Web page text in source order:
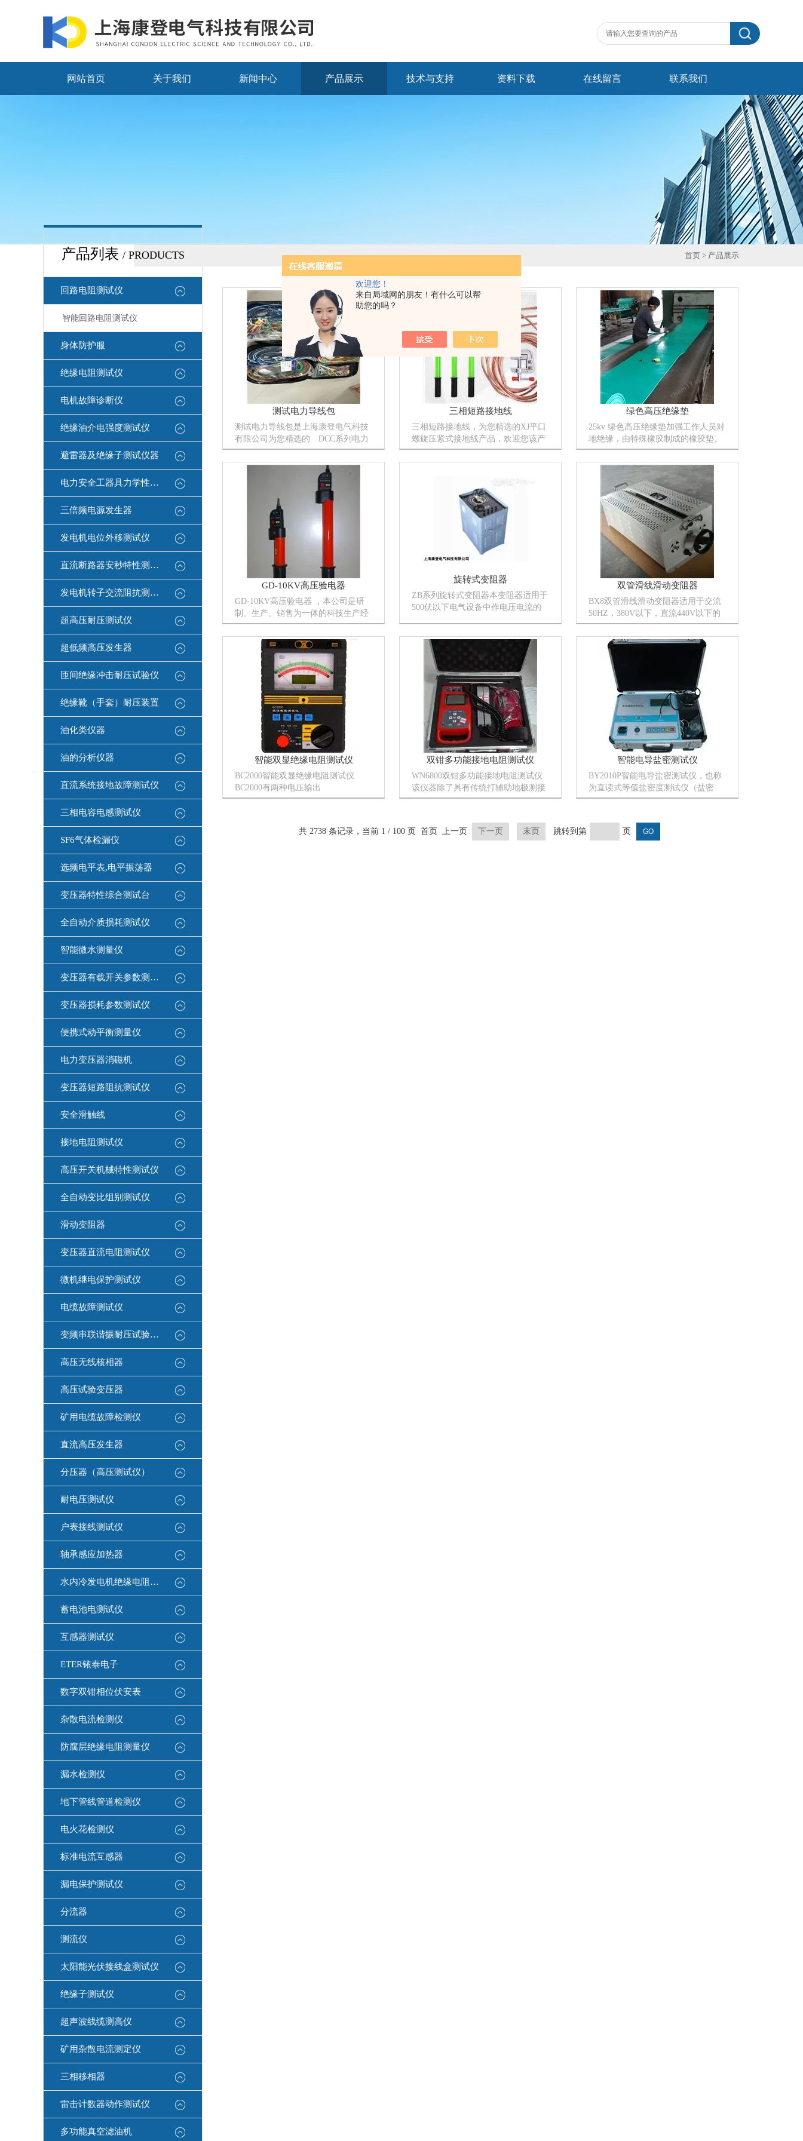
欢迎您！
来自局域网的朋友！有什么可以帮
助您的吗？
网站首页 关于我们 新闻中心 产品展示 技术与支持 资料下载 在线留言 联系我们
产品列表 / PRODUCTS
回路电阻测试仪
智能回路电阻测试仪
身体防护服
绝缘电阻测试仪
电机故障诊断仪
绝缘油介电强度测试仪
避雷器及绝缘子测试仪器
电力安全工器具力学性能试验机
三倍频电源发生器
发电机电位外移测试仪
直流断路器安秒特性测试仪
发电机转子交流阻抗测试仪
超高压耐压测试仪
超低频高压发生器
匝间绝缘冲击耐压试验仪
绝缘靴（手套）耐压装置
油化类仪器
油的分析仪器
直流系统接地故障测试仪
三相电容电感测试仪
SF6气体检漏仪
选频电平表,电平振荡器
变压器特性综合测试台
全自动介质损耗测试仪
智能微水测量仪
变压器有载开关参数测试仪
变压器损耗参数测试仪
便携式动平衡测量仪
电力变压器消磁机
变压器短路阻抗测试仪
安全滑触线
接地电阻测试仪
高压开关机械特性测试仪
全自动变比组别测试仪
滑动变阻器
变压器直流电阻测试仪
微机继电保护测试仪
电缆故障测试仪
变频串联谐振耐压试验装置
高压无线核相器
高压试验变压器
矿用电缆故障检测仪
直流高压发生器
分压器（高压测试仪）
耐电压测试仪
户表接线测试仪
轴承感应加热器
水内冷发电机绝缘电阻测试仪
蓄电池电测试仪
互感器测试仪
ETER铱泰电子
数字双钳相位伏安表
杂散电流检测仪
防腐层绝缘电阻测量仪
漏水检测仪
地下管线管道检测仪
电火花检测仪
标准电流互感器
漏电保护测试仪
分流器
测流仪
太阳能光伏接线盒测试仪
绝缘子测试仪
超声波线缆测高仪
矿用杂散电流测定仪
三相移相器
雷击计数器动作测试仪
多功能真空滤油机
首页 > 产品展示
测试电力导线包
测试电力导线包是上海康登电气科技
有限公司为您精选的 DCC系列电力
测试导线（多股软线）产品，欢迎您
该产品的详细信息！DCC系列电力测
试导线（多股软线）的种类有很多，
DCC系列电力测试导线（多股软线）
三相短路接地线
三相短路接地线，为您精选的XJ平口
螺旋压紧式接地线产品，欢迎您该产
品的详细信息！XJ平口螺旋压紧式接
地线的种类有很多，不同的应用也会
绿色高压绝缘垫
25kv 绿色高压绝缘垫加强工作人员对
地绝缘，由特殊橡胶制成的橡胶垫。
绝缘胶垫又称为绝缘胶板，绝缘橡胶
垫，绝缘毯，绝缘橡胶垫等。具有较
大体积电阻率和耐穿的胶垫。用NR，
SBR和IIR等绝缘性能优良的非...
GD-10KV高压验电器
GD-10KV高压验电器 ，本公司是研
制、生产、销售为一体的科技生产经
营企业，是生产电路安全工具的专业
企业。公司检测设备齐全，手段*，
技术力量强，产品设计*、新颖、合
理、工艺*是国内制造业中的*产
旋转式变阻器
ZB系列旋转式变阻器本变阻器适用于
500伏以下电气设备中作电压电流的
双管滑线滑动变阻器
BX8双管滑线滑动变阻器适用于交流
50HZ，380V以下，直流440V以下的
电路中，在电气机械设计阶段中作变
更电流，电压和作为代替未定电阻值
的可变电阻器应用。在实验室中作研
究试验或教学演示用的电流、电...
智能双显绝缘电阻测试仪
BC2000智能双显绝缘电阻测试仪
BC2000有两种电压输出
（2500V/5000V），测量电阻量程范
同步显示绝缘阻值。机械指针采...
双钳多功能接地电阻测试仪
WN6800双钳多功能接地电阻测试仪
该仪器除了具有传统打辅助地极测接
地电阻的功能外，还具备了无辅助地
阻传统的测量原理和手段：采用双钳
口非接 触测量技术无需打辅助地极，
智能电导盐密测试仪
BY2010P智能电导盐密测试仪，也称
为直读式等值盐密度测试仪（盐密
仪），专为测试绝缘子等值盐密度而
算公式，读，也称为直读式等值盐密
度测试仪（盐密仪），专为测试绝缘
共 2738 条记录，当前 1 / 100 页 首页 上一页 下一页 末页 跳转到第 页